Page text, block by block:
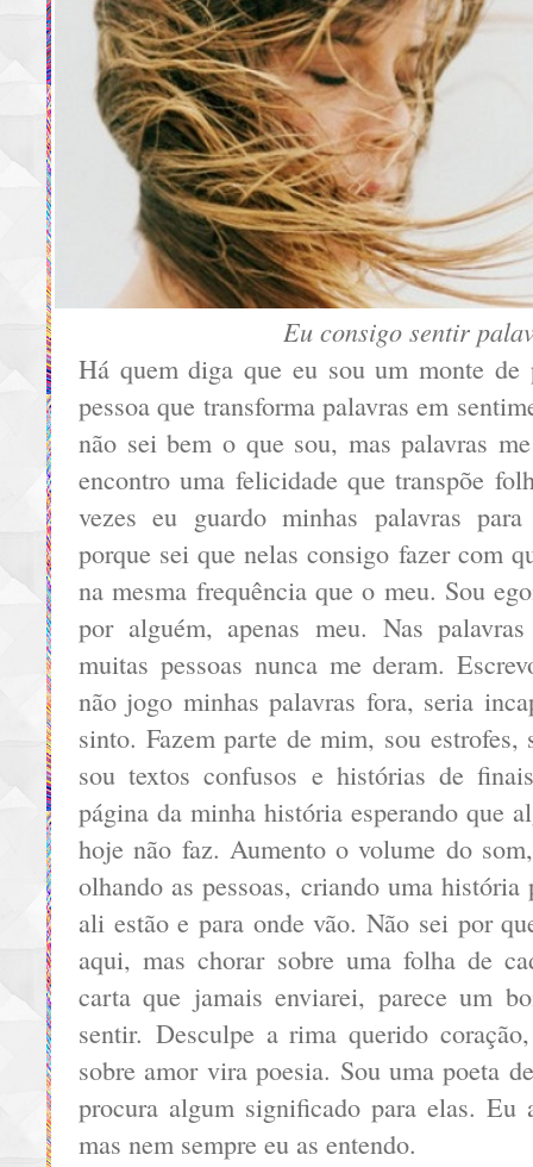
Eu consigo sentir
Há quem diga que eu sou um monte de
pessoa que transforma palavras em
não sei bem o que sou, mas palavras
encontro uma felicidade que transpõe
vezes eu guardo minhas palavras para
porque sei que nelas consigo fazer com
na mesma frequência que o meu. Sou
por alguém, apenas meu. Nas
muitas pessoas nunca me deram.
não jogo minhas palavras fora, seria
sinto. Fazem parte de mim, sou estrofes,
sou textos confusos e histórias de
página da minha história esperando que
hoje não faz. Aumento o volume do
olhando as pessoas, criando uma história
ali estão e para onde vão. Não sei por
aqui, mas chorar sobre uma folha de
carta que jamais enviarei, parece um
sentir. Desculpe a rima querido
sobre amor vira poesia. Sou uma poeta
procura algum significado para elas. Eu
mas nem sempre eu as entendo.